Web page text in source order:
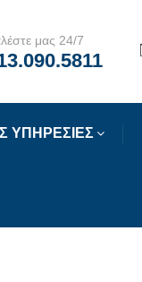
μας 24/7
ΥΠΗΡΕΣΙΕΣ